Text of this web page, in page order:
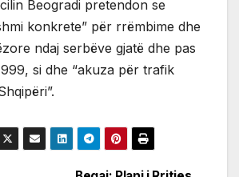
Beogradi pretendon se
konkrete” për rrëmbime dhe
ndaj serbëve gjatë dhe pas
si dhe “akuza për trafik